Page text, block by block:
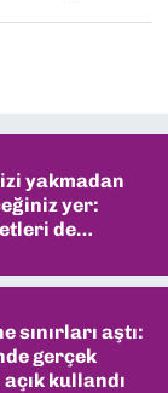
yakmadan
yer:
de
sınırları aştı:
gerçek
kullandı